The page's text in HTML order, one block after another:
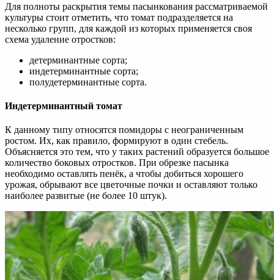
Для полноты раскрытия темы пасынкования рассматриваемой
культуры стоит отметить, что томат подразделяется на
несколько групп, для каждой из которых применяется своя
схема удаление отростков:
детерминантные сорта;
индетерминантные сорта;
полудетерминантные сорта.
Индетерминантный томат
К данному типу относятся помидоры с неограниченным
ростом. Их, как правило, формируют в один стебель.
Объясняется это тем, что у таких растений образуется большое
количество боковых отростков. При обрезке пасынка
необходимо оставлять пенёк, а чтобы добиться хорошего
урожая, обрывают все цветочные почки и оставляют только
наиболее развитые (не более 10 штук).